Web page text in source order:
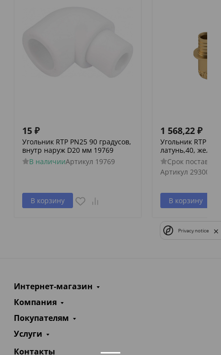
15 ₽
Угольник RTP PN25 90 градусов,
внутр наруж D20 мм 19769
В наличииАртикул 19769
В корзину
1 568,22 ₽
Угольник RTP
латунь,40,
Срок поставки
Артикул 29300
В корзину
Интернет-магазин
Компания
Покупателям
Услуги
Контакты
Privacy notice